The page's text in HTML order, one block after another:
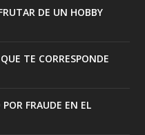
DE UN HOBBY
TE CORRESPONDE
FRAUDE EN EL